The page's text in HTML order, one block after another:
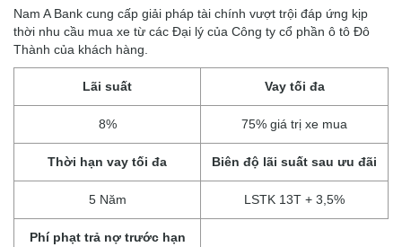
Nam A Bank cung cấp giải pháp tài chính vượt trội đáp ứng kịp
thời nhu cầu mua xe từ các Đại lý của Công ty cổ phần ô tô Đô
Thành của khách hàng.
Lãi suất
8%
Vay tối đa
75% giá trị xe mua
Thời hạn vay tối đa
5 Năm
Biên độ lãi suất sau ưu đãi
LSTK 13T + 3,5%
Phí phạt trả nợ trước hạn